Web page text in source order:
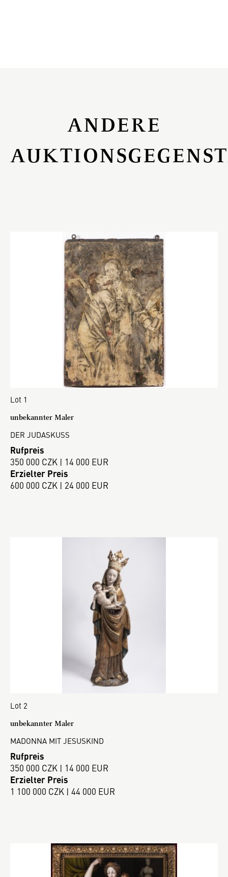
ANDERE
Lot 1
unbekannter Maler
DER JUDASKUSS
Rufpreis
350 000 CZK | 14 000 EUR
Erzielter Preis
600 000 CZK | 24 000 EUR
Lot 2
unbekannter Maler
MADONNA MIT JESUSKIND
Rufpreis
350 000 CZK | 14 000 EUR
Erzielter Preis
1 100 000 CZK | 44 000 EUR